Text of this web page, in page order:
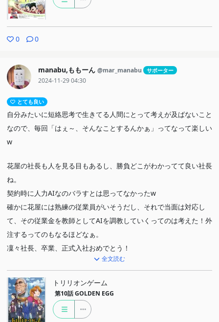
0 0
manabu,ももーん @mar_manabu サポーター
2024-11-29 04:30
とても良い
自分みたいに短絡思考で生きてる人間にとって考えが及ばないこと
なので、毎回「はぇ～、そんなことするんかぁ」ってなって楽しい
w
花屋の社長も人を見る目もあるし、勝負どこがわかってて良い社長
ね。
契約時に人力AIなのバラすとは思ってなかったw
確かに花屋には熟練の従業員がいそうだし、それで当面は対応し
て、その従業金を教師としてAIを調教していくってのは考えた！外
注するってのもなるほどなぁ。
凜々社長、卒業、正式入社おめでとう！
ここでドラゴンバンクの総裁が…。ちっちゃいとこ全部吸収合併か
潰していくのね。そりゃ巨大企業になる。
メディアもってるとやっぱ強いわー。
てんぱ組に裏切られた…w
全文読む
トリリオンゲーム
第10話 GOLDEN EGG